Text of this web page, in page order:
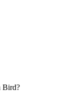
Bird?